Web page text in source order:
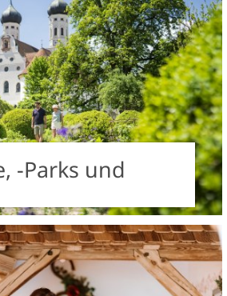
-Parks und